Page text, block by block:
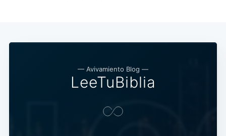
— Avivamiento Blog —
LeeTuBiblia